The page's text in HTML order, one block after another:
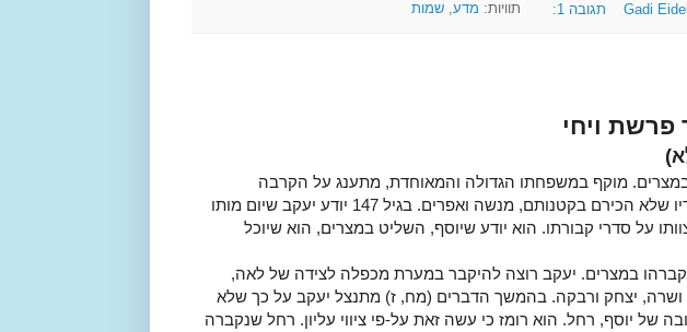
Gadi תגובה 1: תוויות: מדע,שמות
פרשת ויחי
מוקף במשפחתו הגדולה והמאוחדת, מתענג על הקרבה
המחודשת לבנו היקר יוסף ולשני נכדיו שלא הכירם בקטנותם, מנשה ואפרים. בגיל 147 יודע יעקב שיום מותו
על סדרי קבורתו. הוא יודע שיוסף, השליט במצרים, הוא שיוכל
במצרים. יעקב רוצה להיקבר במערת מכפלה לצידה של לאה,
ושרה, יצחק ורבקה. בהמשך הדברים (מח, ז) מתנצל יעקב על כך שלא
יוסף, רחל. הוא רומז כי עשה זאת על-פי ציווי עליון. רחל שנקברה